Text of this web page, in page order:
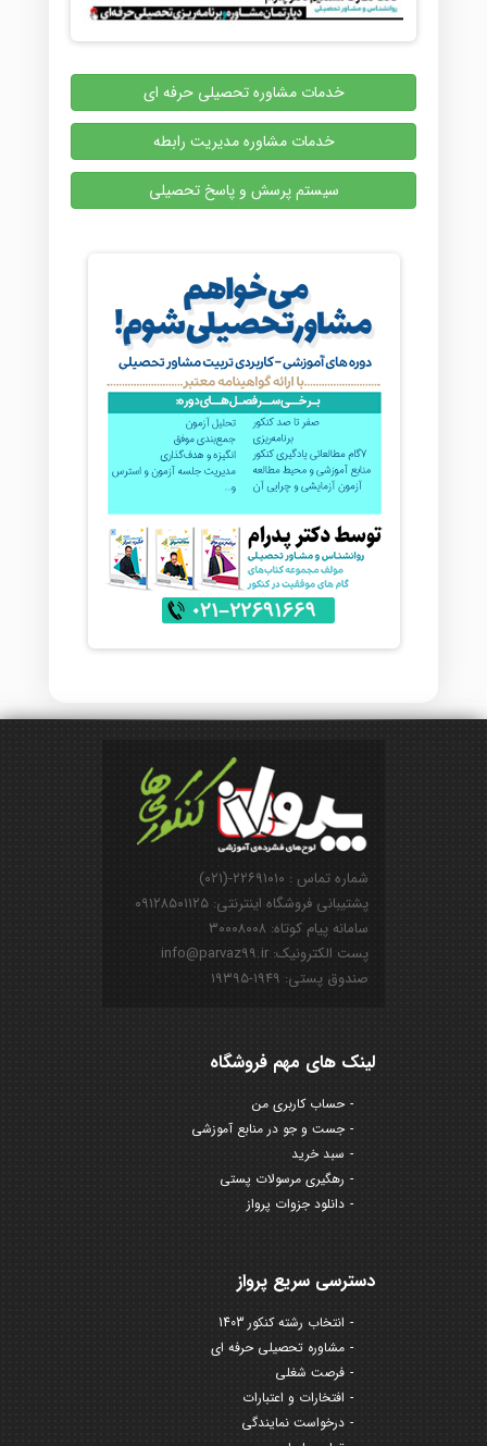
خدمات مشاوره تحصیلی حرفه ای
خدمات مشاوره مدیریت رابطه
سیستم پرسش و پاسخ تحصیلی
شماره تماس : ۲۲۶۹۱۰۱۰-(۰۲۱)
پشتیبانی فروشگاه اینترنتی: ۰۹۱۲۸۵۰۱۱۲۵
سامانه پیام کوتاه: ۳۰۰۰۸۰۰۸
پست الکترونیک: info@parvaz99.ir
صندوق پستی: ۱۹۴۹-۱۹۳۹۵
لینک های مهم فروشگاه
حساب کاربری من
جست و جو در منابع آموزشی
سبد خرید
رهگیری مرسولات پستی
دانلود جزوات پرواز
دسترسی سریع پرواز
انتخاب رشته کنکور 1403
مشاوره تحصیلی حرفه ای
فرصت شغلی
افتخارات و اعتبارات
درخواست نمایندگی